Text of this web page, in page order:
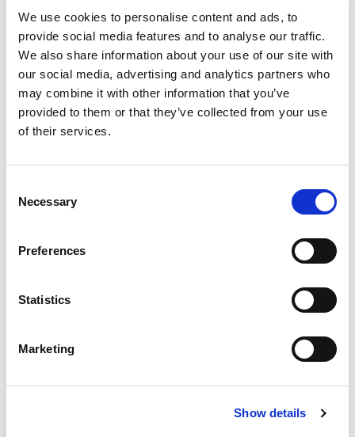
We use cookies to personalise content and ads, to
provide social media features and to analyse our traffic.
We also share information about your use of our site with
our social media, advertising and analytics partners who
may combine it with other information that you’ve
provided to them or that they’ve collected from your use
of their services.
Selection
Necessary
Preferences
Statistics
Marketing
Show details
tesztközpontot foglal magában.
Donovaly célja továbbá a fiatalok sporttevékenységeinek
támogatása is. A Banská Bystrica régió középiskolái számára olyan
programokat készítenek elő, amelyek lehetővé teszik a diákok
számára, hogyaz évszaknak megfelelően – akársíeléssel,
kerékpározással, akár más sportágak űzésével – aktív napot
Donovaly mint modern hegyvidéki üdülőhely
Az üdülőhely átalakulása várhatóan nemcsak a látogatóknak,
hanem a helyi lakosoknak és vállalkozásoknak is előnyökkel jár
majd. A meglévő szálláskapacitásának, a nemzeti parkok közötti
köszönhetően Donovaly-nak megvan a potenciálja, hogy a régió
A 2026-os nyár így egy új fejezet kezdetét jelenti Donovaly
számára.
Legfrissebb hírek